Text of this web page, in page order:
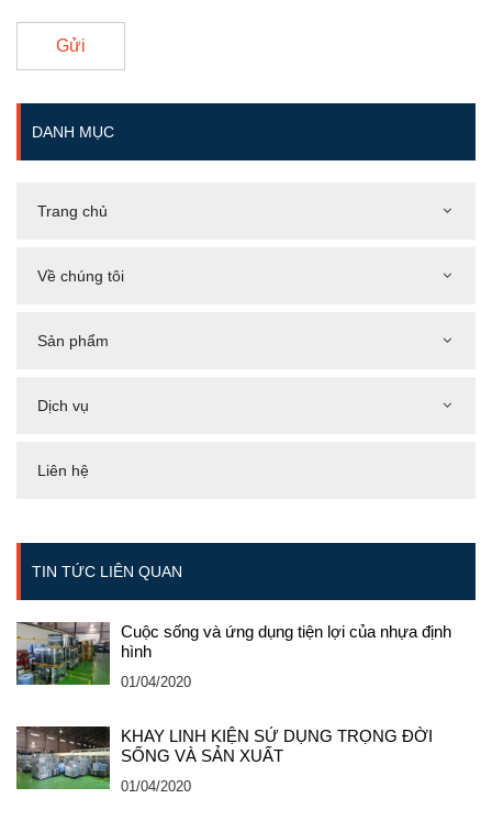
Gửi
DANH MỤC
Trang chủ
Về chúng tôi
Sản phẩm
Dịch vụ
Liên hệ
TIN TỨC LIÊN QUAN
Cuộc sống và ứng dụng tiện lợi của nhựa định
hình
01/04/2020
KHAY LINH KIỆN SỬ DỤNG TRỌNG ĐỜI
SỐNG VÀ SẢN XUẤT
01/04/2020